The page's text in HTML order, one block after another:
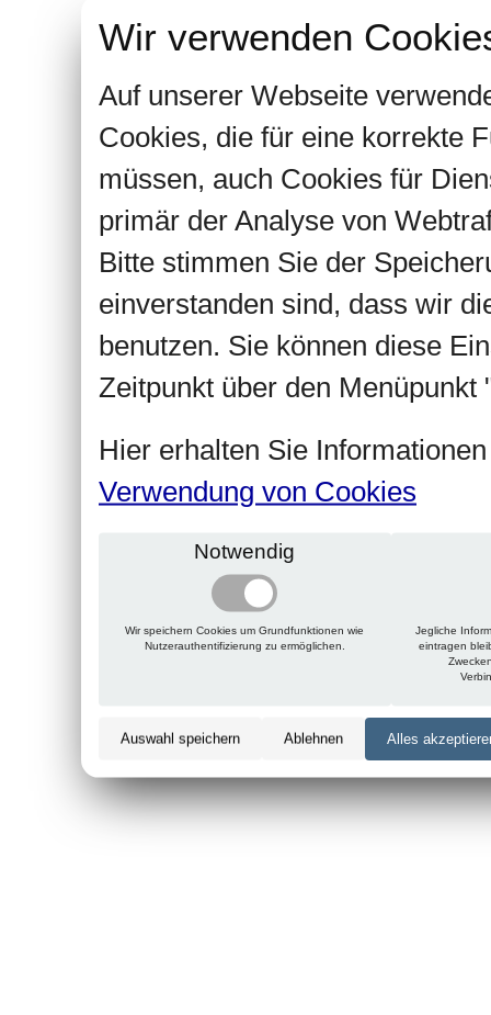
Wir verwenden
Auf unserer Webseite
Cookies, die für eine korrekte
müssen, auch Cookies für
primär der Analyse von
Bitte stimmen Sie der
einverstanden sind, dass wir
benutzen. Sie können diese
Zeitpunkt über den Menüpunkt
Hier erhalten Sie
Verwendung von Cookies
Notwendig
Wir speichern Cookies um Grundfunktionen wie
Nutzerauthentifizierung zu ermöglichen.
Jegliche
eintragen
Auswahl speichern Ablehnen Alles